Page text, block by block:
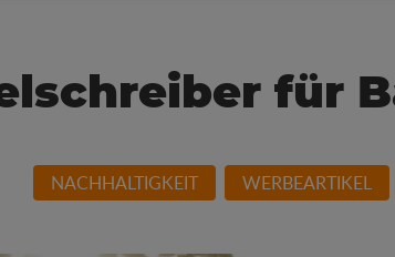
für
NACHHALTIGKEIT WERBEARTIKEL